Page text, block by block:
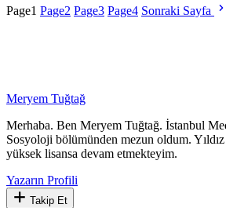
Page1 Page2 Page3 Page4 Sonraki Sayfa
Meryem Tuğtağ
Merhaba. Ben Meryem Tuğtağ. İstanbul
Sosyoloji bölümünden mezun oldum.
yüksek lisansa devam etmekteyim.
Yazarın Profili
Takip Et